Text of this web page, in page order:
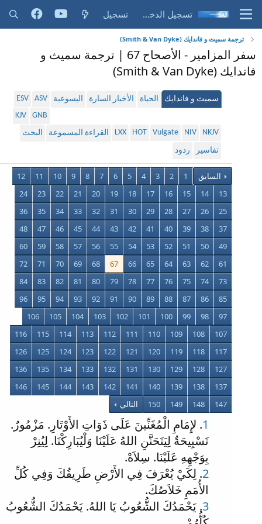
تسجيل الدخول تسجيل
ترجمة سميث و فاندايك (Smith & Van Dyke)
سفر المزامير - الأصحاح 67 | ترجمة سميث و
فاندايك (Smith & Van Dyke)
سميث و فاندايك الحياة الأخبار السارة اليسوعية ASV
ESV
GNB
KJV
NKJV
NIV
Vulgate
HOT
LXX القراءة المسموعة
البحث
تفاسير
ردود
السابق 1
2
3
4
5
6
7
8
9
10
11
12
13
14
15
16
17
18
19
20
21
22
23
24
25
26
27
28
29
30
31
32
33
34
35
36
37
38
39
40
41
42
43
44
45
46
47
48
49
50
51
52
53
54
55
56
57
58
59
60
61
62
63
64
65
66
67
68
69
70
71
72
73
74
75
76
77
78
79
80
81
82
83
84
85
86
87
88
89
90
91
92
93
94
95
96
97
98
99
100
101
102
103
104
105
106
107
108
109
110
111
112
113
114
115
116
117
118
119
120
121
122
123
124
125
126
127
128
129
130
131
132
133
134
135
136
137
138
139
140
141
142
143
144
145
146
147
148
149
150 التالي
1. لإِمَامِ الْمُغَنِّينَ عَلَى ذَوَاتِ الأَوْتَارِ. مَزْمُورٌ.
تَسْبِيحَةٌ لِيَتَحَنَّنِ اللهُ عَلَيْنَا وَلْيُبَارِكْنَا. لِيُنِرْ
بِوَجْهِهِ عَلَيْنَا. سِلاَهْ.
2. لِكَيْ يُعْرَفَ فِي الأَرْضِ طَرِيقُكَ وَفِي كُلِّ
الأُمَمِ خَلاَصُكَ.
3. يَحْمَدُكَ الشُّعُوبُ يَا اللهُ. يَحْمَدُكَ الشُّعُوبُ